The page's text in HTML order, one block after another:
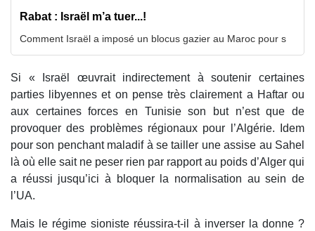
Rabat : Israël m’a tuer...!
Comment Israël a imposé un blocus gazier au Maroc pour s
Si « Israël œuvrait indirectement à soutenir certaines
parties libyennes et on pense très clairement a Haftar ou
aux certaines forces en Tunisie son but n’est que de
provoquer des problèmes régionaux pour l’Algérie. Idem
pour son penchant maladif à se tailler une assise au Sahel
là où elle sait ne peser rien par rapport au poids d’Alger qui
a réussi jusqu’ici à bloquer la normalisation au sein de
l’UA.
Mais le régime sioniste réussira-t-il à inverser la donne ?